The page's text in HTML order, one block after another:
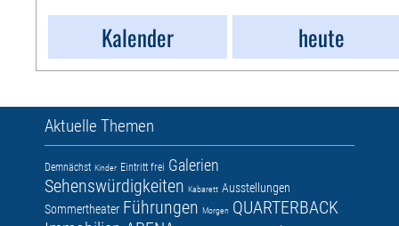
Kalender
heute
Aktuelle Themen
Demnächst Kinder Eintritt frei Galerien
Sehenswürdigkeiten Kabarett Ausstellungen
Sommertheater Führungen Morgen QUARTERBACK